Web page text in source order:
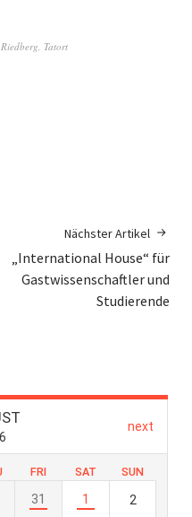
Riedberg, Tatort
Nächster Artikel
„International House“ für
Gastwissenschaftler und
Studierende